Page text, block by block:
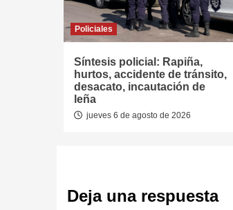
Policiales
Síntesis policial: Rapiña,
hurtos, accidente de tránsito,
desacato, incautación de
leña
jueves 6 de agosto de 2026
Deja una respuesta